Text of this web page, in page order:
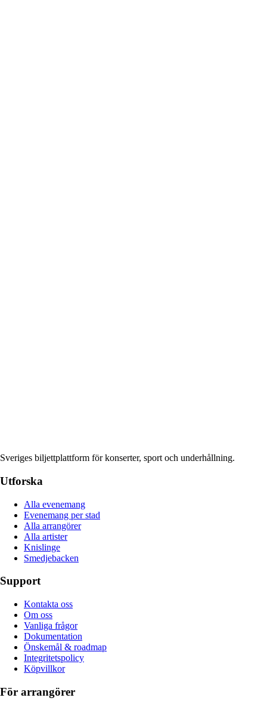
Sveriges biljettplattform för konserter, sport och underhållning.
Utforska
Alla evenemang
Evenemang per stad
Alla arrangörer
Alla artister
Knislinge
Smedjebacken
Support
Kontakta oss
Om oss
Vanliga frågor
Dokumentation
Önskemål & roadmap
Integritetspolicy
Köpvillkor
För arrangörer